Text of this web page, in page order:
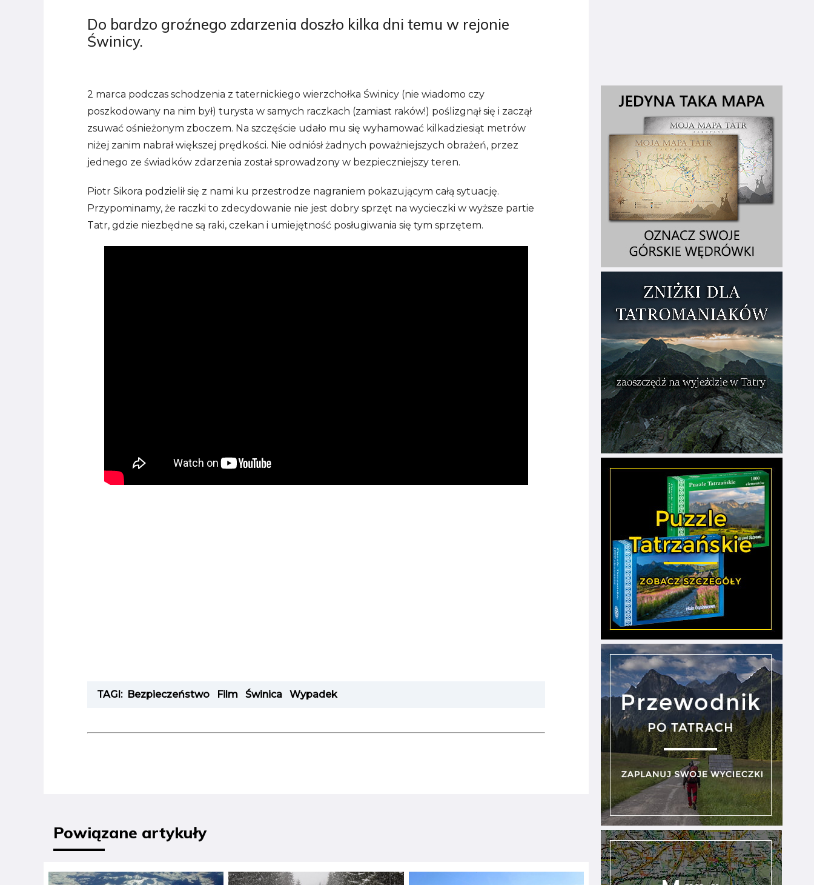
Do bardzo groźnego zdarzenia doszło kilka dni temu w rejonie
Świnicy.
2 marca podczas schodzenia z taternickiego wierzchołka Świnicy (nie wiadomo czy
poszkodowany na nim był) turysta w samych raczkach (zamiast raków!) poślizgnął się i zaczął
zsuwać ośnieżonym zboczem. Na szczęście udało mu się wyhamować kilkadziesiąt metrów
niżej zanim nabrał większej prędkości. Nie odniósł żadnych poważniejszych obrażeń, przez
jednego ze świadków zdarzenia został sprowadzony w bezpieczniejszy teren.
Piotr Sikora podzielił się z nami ku przestrodze nagraniem pokazującym całą sytuację.
Przypominamy, że raczki to zdecydowanie nie jest dobry sprzęt na wycieczki w wyższe partie
Tatr, gdzie niezbędne są raki, czekan i umiejętność posługiwania się tym sprzętem.
TAGI: Bezpieczeństwo Film Świnica Wypadek
Powiązane artykuły